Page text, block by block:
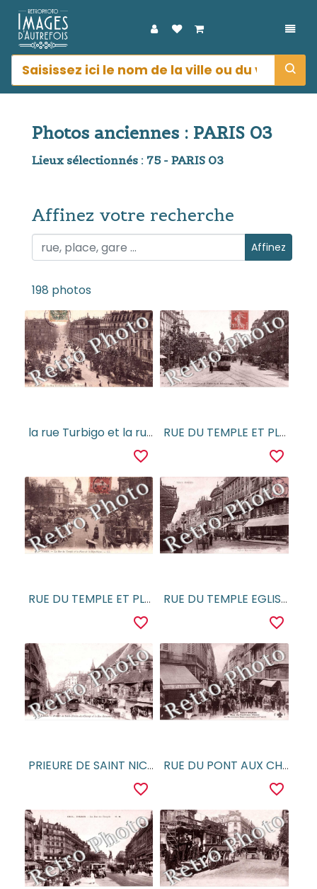
Photos anciennes : PARIS 03
Lieux sélectionnés : 75 - PARIS 03
Affinez votre recherche
Affinez votre recherche Affinez
198 photos
la rue Turbigo et la rue du Temple
favorite_border
RUE DU TEMPLE ET PLACE DE LA REPUBLIQUE
favorite_border
RUE DU TEMPLE ET PLACE DE LA REPUBLIQUE
favorite_border
RUE DU TEMPLE EGLISE SAINTE ELISABETH
favorite_border
PRIEURE DE SAINT NICOLAS DES CHAMPS ET LA RUE REAUMUR
favorite_border
RUE DU PONT AUX CHOUX
favorite_border